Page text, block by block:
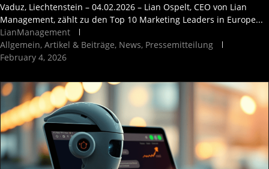
Vaduz, Liechtenstein – 04.02.2026 – Lian Ospelt, CEO von Lian
Management, zählt zu den Top 10 Marketing Leaders in Europe...
LianManagement
Allgemein, Artikel & Beiträge, News, Pressemitteilung
February 4, 2026